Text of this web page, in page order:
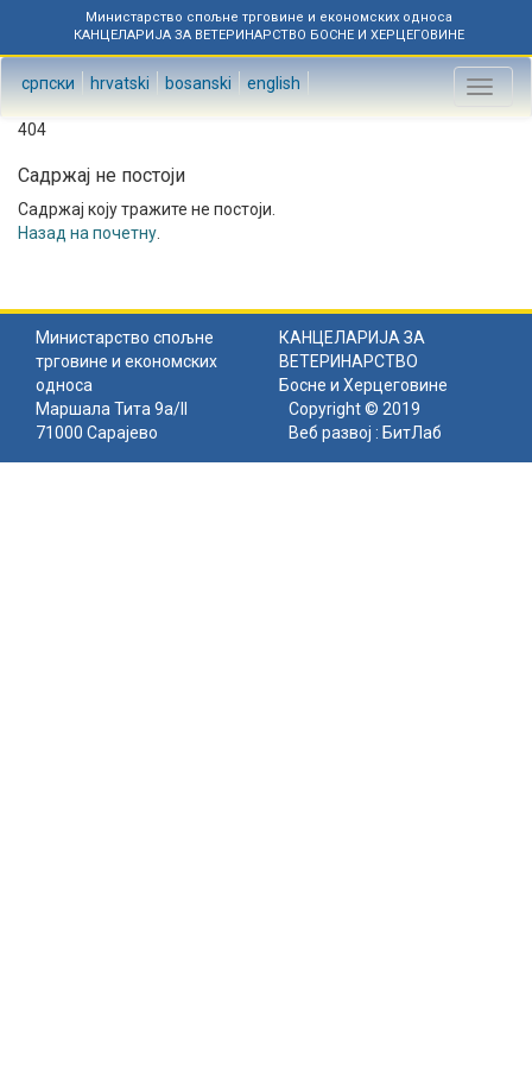
Министарство спољне трговине и економских односа
КАНЦЕЛАРИЈА ЗА ВЕТЕРИНАРСТВО БОСНЕ И ХЕРЦЕГОВИНЕ
српски hrvatski bosanski english
Toggle
404
Садржај не постоји
Садржај коју тражите не постоји.
Назад на почетну
Министарство спољне
трговине и економских
односа
КАНЦЕЛАРИЈА ЗА
ВЕТЕРИНАРСТВО
Босне и Херцеговине
Маршала Тита 9а/II
71000 Сарајево
Copyright © 2019
Веб развој : БитЛаб